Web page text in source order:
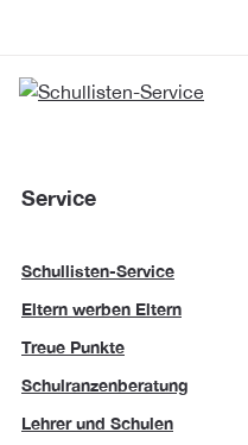
Service
Schullisten-Service
Eltern werben Eltern
Treue Punkte
Schulranzenberatung
Lehrer und Schulen